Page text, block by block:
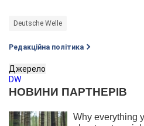
Deutsche Welle
Редакційна політика
Джерело
DW